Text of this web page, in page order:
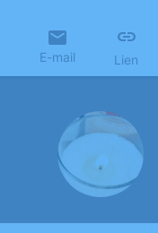
E-mail Lien